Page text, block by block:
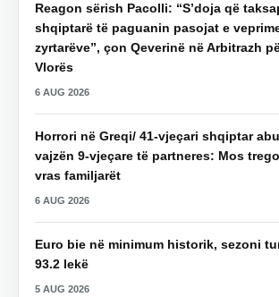
Reagon sërish Pacolli: “S’doja që
shqiptarë të paguanin pasojat e
zyrtarëve”, çon Qeverinë në Arbitrazh
Vlorës
6 AUG 2026
Horrori në Greqi/ 41-vjeçari shqiptar
vajzën 9-vjeçare të partneres: Mos
vras familjarët
6 AUG 2026
Euro bie në minimum historik, sezoni
93.2 lekë
5 AUG 2026